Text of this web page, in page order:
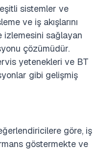
sistemler ve
ve iş akışlarını
izlemesini sağlayan
çözümüdür.
yetenekleri ve BT
gibi gelişmiş
göre, iş
göstermekte ve